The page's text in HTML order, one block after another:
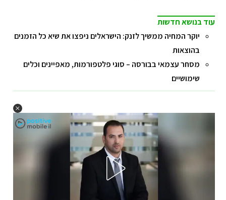
עוד בנושא חדשות
יוקר המחיה ממשיך לזנק: הישראלים ניפצו את שיא כל הזמנים
בהוצאות
מסחר עצמאי בבורסה – סוגי פלטפורמות, מאפיינים וכלים
שימושיים